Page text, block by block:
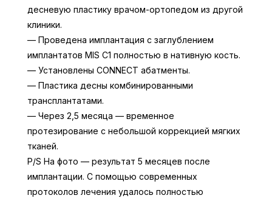
десневую пластику врачом-ортопедом из другой
клиники.
— Проведена имплантация с заглублением
имплантатов MIS C1 полностью в нативную кость.
— Установлены CONNECT абатменты.
— Пластика десны комбинированными
трансплантатами.
— Через 2,5 месяца — временное
протезирование с небольшой коррекцией мягких
тканей.
P/S На фото — результат 5 месяцев после
имплантации. С помощью современных
протоколов лечения удалось полностью